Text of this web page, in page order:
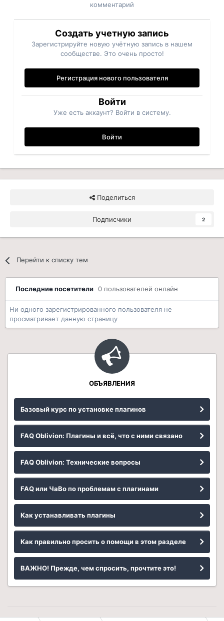
комментарий
Создать учетную запись
Зарегистрируйте новую учётную запись в нашем
сообществе. Это очень просто!
Регистрация нового пользователя
Войти
Уже есть аккаунт? Войти в систему.
Войти
Поделиться
Подписчики 2
Перейти к списку тем
Последние посетители 0 пользователей онлайн
Ни одного зарегистрированного пользователя не
просматривает данную страницу
ОБЪЯВЛЕНИЯ
Базовый курс по установке плагинов
FAQ Oblivion: Плагины и всё, что с ними связано
FAQ Oblivion: Технические вопросы
FAQ или ЧаВо по проблемам с плагинами
Как устанавливать плагины
Как правильно просить о помощи в этом разделе
ВАЖНО! Прежде, чем спросить, прочтите это!